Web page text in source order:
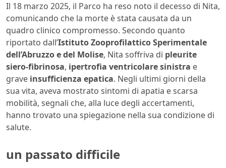
Il 18 marzo 2025, il Parco ha reso noto il decesso di Nita,
comunicando che la morte è stata causata da un
quadro clinico compromesso. Secondo quanto
riportato dall’Istituto Zooprofilattico Sperimentale
dell’Abruzzo e del Molise, Nita soffriva di pleurite
siero-fibrinosa, ipertrofia ventricolare sinistra e
grave insufficienza epatica. Negli ultimi giorni della
sua vita, aveva mostrato sintomi di apatia e scarsa
mobilità, segnali che, alla luce degli accertamenti,
hanno trovato una spiegazione nella sua condizione di
salute.
un passato difficile